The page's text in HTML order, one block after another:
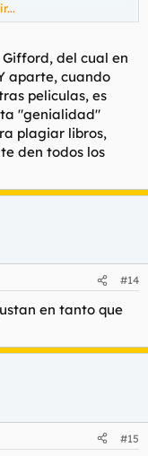
refritos de otras
un paston en
la gente
del cual en
aparte, cuando
peliculas, es
"genialidad"
plagiar libros,
den todos los
#14
en tanto que
#15